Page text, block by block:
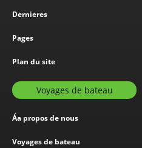
Dernieres
Pages
Plan du site
Voyages de bateau
Áa propos de nous
Voyages de bateau